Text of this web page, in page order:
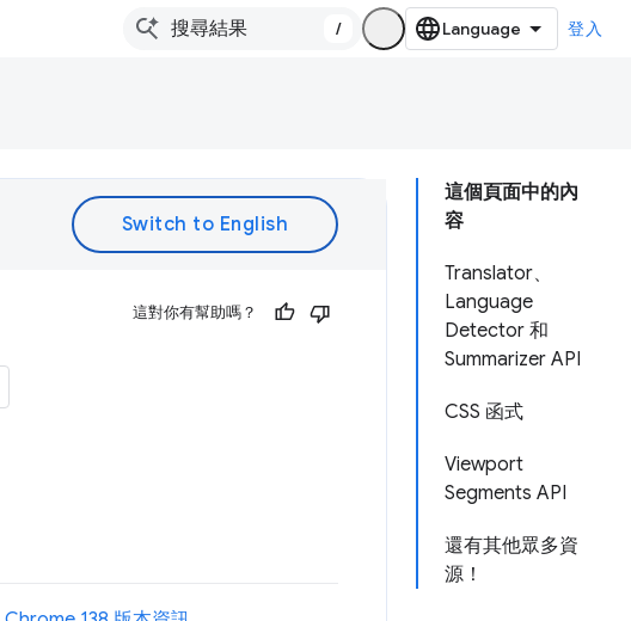
/ 登入
這個頁面中的內
容
Translator、
Language
Detector 和
Summarizer API
CSS 函式
Viewport
Segments API
還有其他眾多資
源！
這對你有幫助嗎？